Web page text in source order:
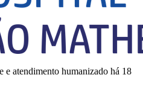
e atendimento humanizado há 18